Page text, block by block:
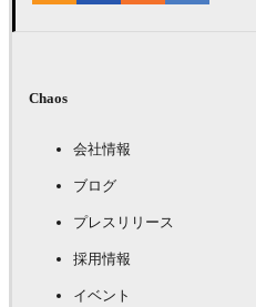
Chaos
会社情報
ブログ
プレスリリース
採用情報
イベント